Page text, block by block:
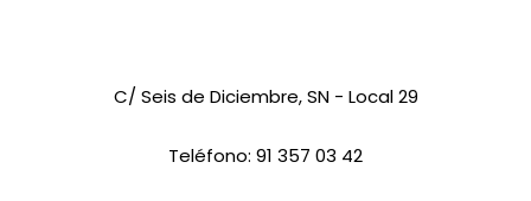
C/ Seis de Diciembre, SN - Local 29
Teléfono: 91 357 03 42